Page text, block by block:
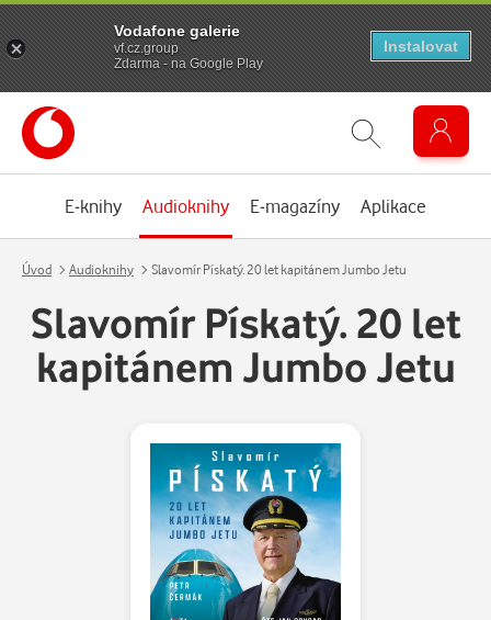
E-knihy Audioknihy E-magazíny Aplikace
Úvod Audioknihy Slavomír Pískatý. 20 let kapitánem Jumbo Jetu
Slavomír Pískatý. 20 let
kapitánem Jumbo Jetu
Vodafone galerie
vf.cz.group
Zdarma - na Google Play
Instalovat